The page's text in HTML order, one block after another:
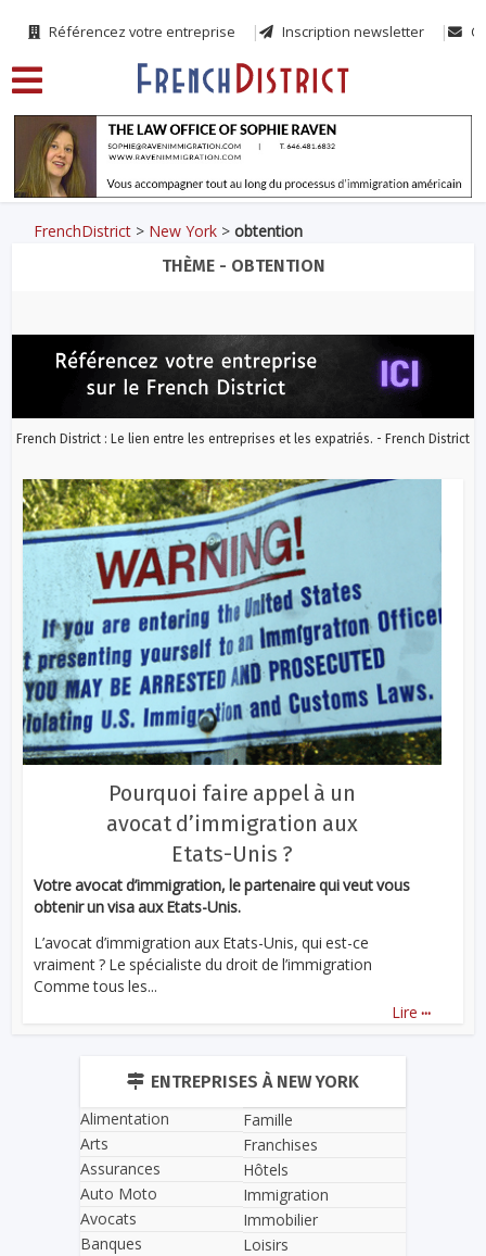
Référencez votre entreprise Inscription newsletter
FrenchDistrict > New York >obtention
THÈME - OBTENTION
French District : Le lien entre les entreprises et les expatriés. - French District
Pourquoi faire appel à un
avocat d’immigration aux
Etats-Unis ?
Votre avocat d’immigration, le partenaire qui veut vous
obtenir un visa aux Etats-Unis.
L’avocat d’immigration aux Etats-Unis, qui est-ce
vraiment ? Le spécialiste du droit de l’immigration
Comme tous les...
Lire ...
ENTREPRISES À NEW YORK
Alimentation
Arts
Assurances
Auto Moto
Avocats
Banques
Famille
Franchises
Hôtels
Immigration
Immobilier
Loisirs